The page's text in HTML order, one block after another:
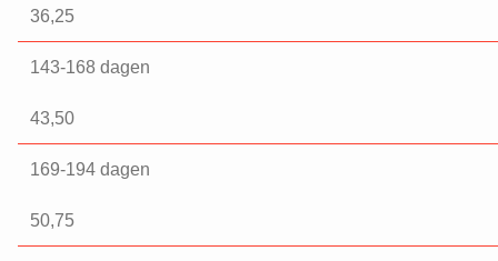
36,25
143-168 dagen
43,50
169-194 dagen
50,75